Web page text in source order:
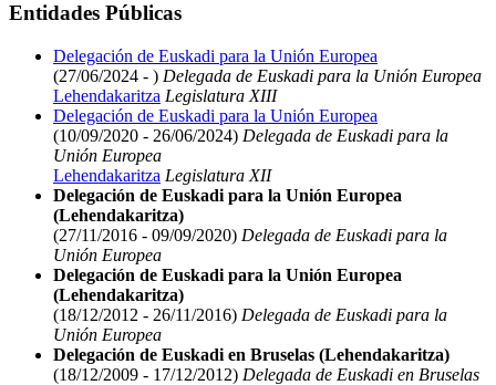
Entidades Públicas
Delegación de Euskadi para la Unión Europea
(27/06/2024 - ) Delegada de Euskadi para la Unión Europea
Lehendakaritza Legislatura XIII
Delegación de Euskadi para la Unión Europea
(10/09/2020 - 26/06/2024) Delegada de Euskadi para la
Unión Europea
Lehendakaritza Legislatura XII
Delegación de Euskadi para la Unión Europea
(Lehendakaritza)
(27/11/2016 - 09/09/2020) Delegada de Euskadi para la
Unión Europea
Delegación de Euskadi para la Unión Europea
(Lehendakaritza)
(18/12/2012 - 26/11/2016) Delegada de Euskadi para la
Unión Europea
Delegación de Euskadi en Bruselas (Lehendakaritza)
(18/12/2009 - 17/12/2012) Delegada de Euskadi en Bruselas